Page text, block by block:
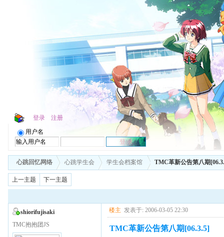
登录 注册
用户名
心跳回忆网络 心跳学生会 学生会档案馆 TMC革新公告第八期
上一主题 下一主题
shiorifujisaki
TMC抱抱团JS
楼主 发表于: 2006-03-05 22:30
TMC革新公告第八期[06.3.5]